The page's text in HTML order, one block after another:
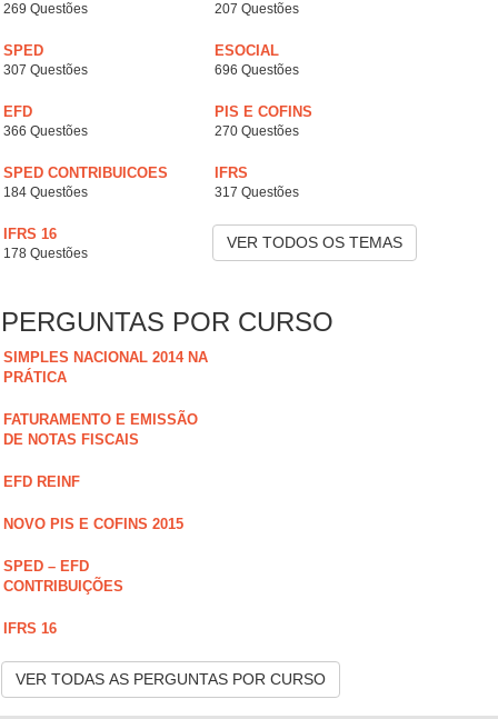
269 Questões 207 Questões
SPED
307 Questões
ESOCIAL
696 Questões
EFD
366 Questões
PIS E COFINS
270 Questões
SPED CONTRIBUICOES
184 Questões
IFRS
317 Questões
IFRS 16
178 Questões
VER TODOS OS TEMAS
PERGUNTAS POR CURSO
SIMPLES NACIONAL 2014 NA
PRÁTICA
FATURAMENTO E EMISSÃO
DE NOTAS FISCAIS
EFD REINF
NOVO PIS E COFINS 2015
SPED – EFD
CONTRIBUIÇÕES
IFRS 16
VER TODAS AS PERGUNTAS POR CURSO